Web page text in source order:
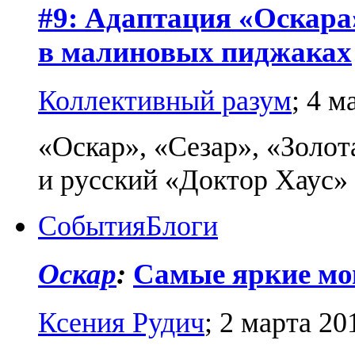
#9: Адаптация
в малиновых пиджаках
Коллективный разум; 4
«Оскар», «Сезар»,
и русский «Доктор
СобытияБлоги
Оскар: Самые яркие
Ксения Рудич; 2 марта